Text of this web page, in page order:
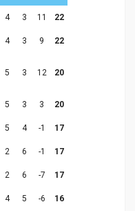
4 3 11 22
4 3 9 22
5 3 12 20
5 3 3 20
5 4 -1 17
2 6 -1 17
2 6 -7 17
4 5 -6 16